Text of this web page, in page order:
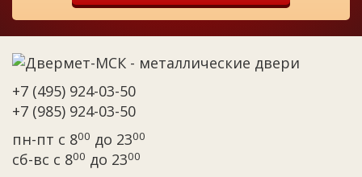
+7 (495) 924-03-50
+7 (985) 924-03-50
пн-пт с 800 до 2300
сб-вс с 800 до 2300